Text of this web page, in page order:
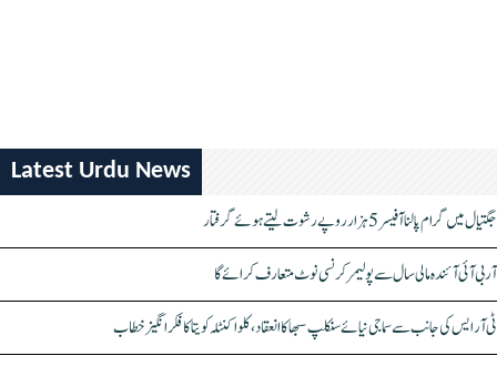
Latest Urdu News
جگتیال میں گرام پالنا آفیسر 5 ہزار روپے رشوت لیتے ہوئے گرفتار
آر بی آئی آئندہ مالی سال سے پولیمر کرنسی نوٹ متعارف کرائے گا
ٹی آر ایس کی جانب سے سماجی نیائے سنکلپ سبھا کا انعقاد، کلواکنٹلہ کویتا کا فکر انگیز خطاب